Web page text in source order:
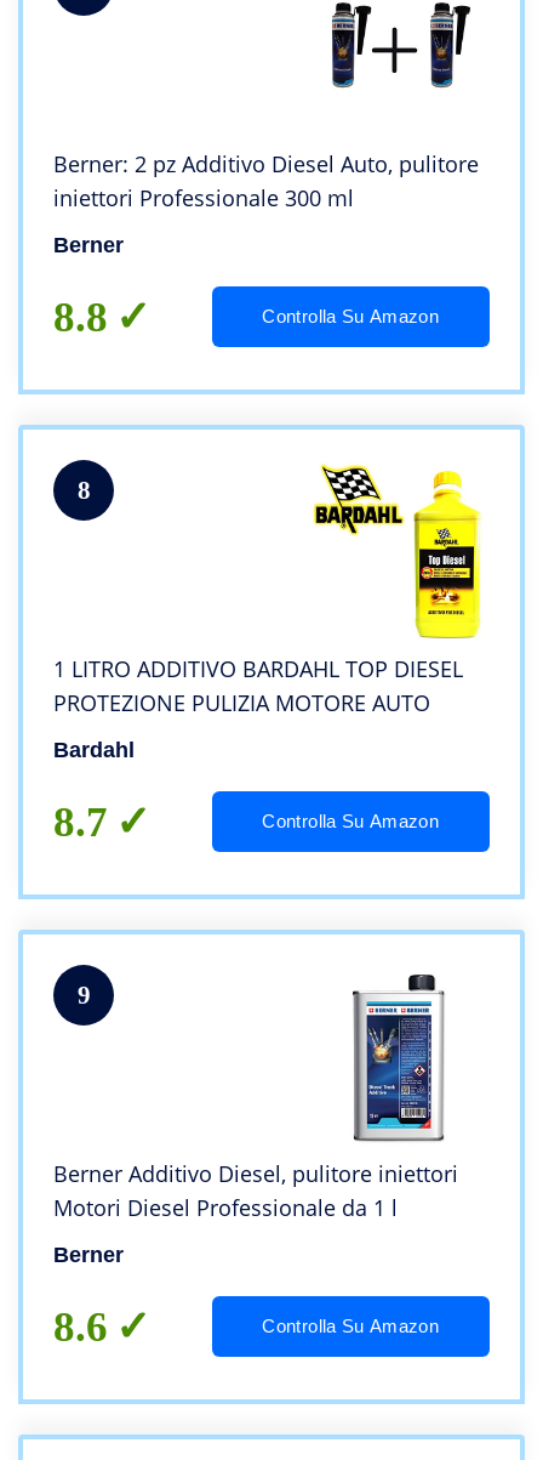
Berner: 2 pz Additivo Diesel Auto, pulitore
iniettori Professionale 300 ml
Berner
8.8 Controlla Su Amazon
8
1 LITRO ADDITIVO BARDAHL TOP DIESEL
PROTEZIONE PULIZIA MOTORE AUTO
Bardahl
8.7 Controlla Su Amazon
9
Berner Additivo Diesel, pulitore iniettori
Motori Diesel Professionale da 1 l
Berner
8.6 Controlla Su Amazon